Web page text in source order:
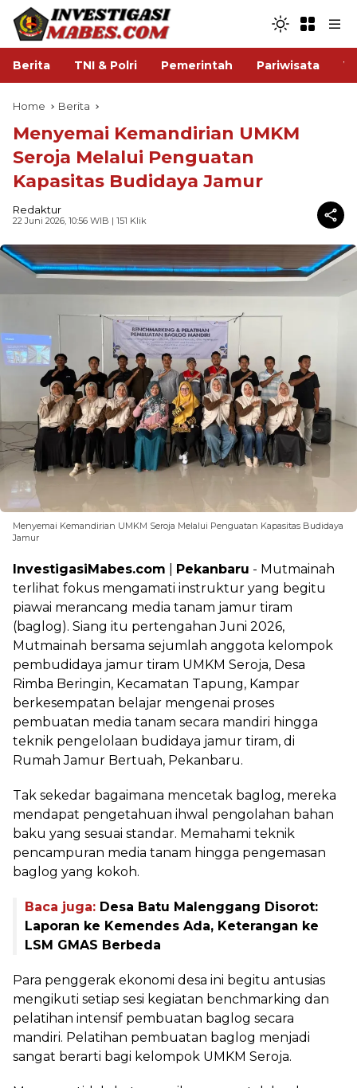
Berita TNI & Polri Pemerintah Pariwisata
Home Berita
Menyemai Kemandirian UMKM
Seroja Melalui Penguatan
Kapasitas Budidaya Jamur
Redaktur
22 Juni 2026, 10:56 WIB | 151 Klik
Menyemai Kemandirian UMKM Seroja Melalui Penguatan Kapasitas Budidaya
Jamur
InvestigasiMabes.com Pekanbaru - Mutmainah
terlihat fokus mengamati instruktur yang begitu
piawai merancang media tanam jamur tiram
(baglog). Siang itu pertengahan Juni 2026,
Mutmainah bersama sejumlah anggota kelompok
pembudidaya jamur tiram UMKM Seroja, Desa
Rimba Beringin, Kecamatan Tapung, Kampar
berkesempatan belajar mengenai proses
pembuatan media tanam secara mandiri hingga
teknik pengelolaan budidaya jamur tiram, di
Rumah Jamur Bertuah, Pekanbaru.
Tak sekedar bagaimana mencetak baglog, mereka
mendapat pengetahuan ihwal pengolahan bahan
baku yang sesuai standar. Memahami teknik
pencampuran media tanam hingga pengemasan
baglog yang kokoh.
Baca juga: Desa Batu Malenggang Disorot:
Laporan ke Kemendes Ada, Keterangan ke
LSM GMAS Berbeda
Para penggerak ekonomi desa ini begitu antusias
mengikuti setiap sesi kegiatan benchmarking dan
pelatihan intensif pembuatan baglog secara
mandiri. Pelatihan pembuatan baglog menjadi
sangat berarti bagi kelompok UMKM Seroja.